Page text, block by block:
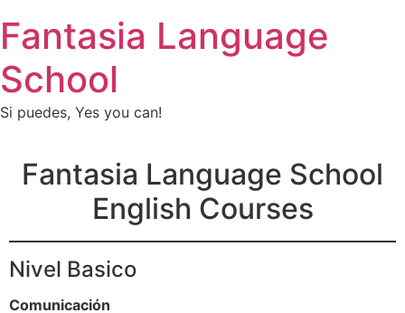
Fantasia Language
School
Si puedes, Yes you can!
Fantasia Language School
English Courses
Nivel Basico
Comunicación